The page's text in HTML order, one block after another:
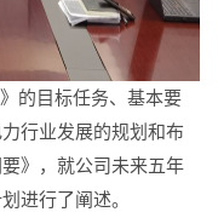
的目标任务、基本要
行业发展的规划和布
》，就公司未来五年
进行了阐述。